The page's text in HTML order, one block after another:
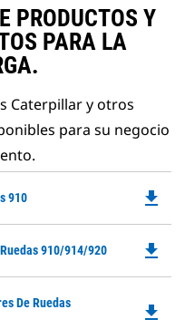
PRODUCTOS Y
PARA LA
Caterpillar y otros
para su negocio
910
a
file_download
910/914/920 file_download
De Ruedas
file_download